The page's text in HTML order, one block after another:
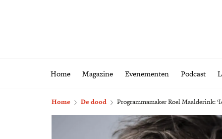
Home Magazine Evenementen Podcast
Home Magazine
Home De dood Programmamaker Roel Maalderink: